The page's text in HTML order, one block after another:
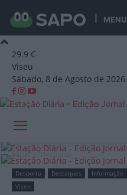
MENU
29.9 C
Viseu
Sábado, 8 de Agosto de 2026
Início Desporto
Desporto Destaques Informação
Viseu